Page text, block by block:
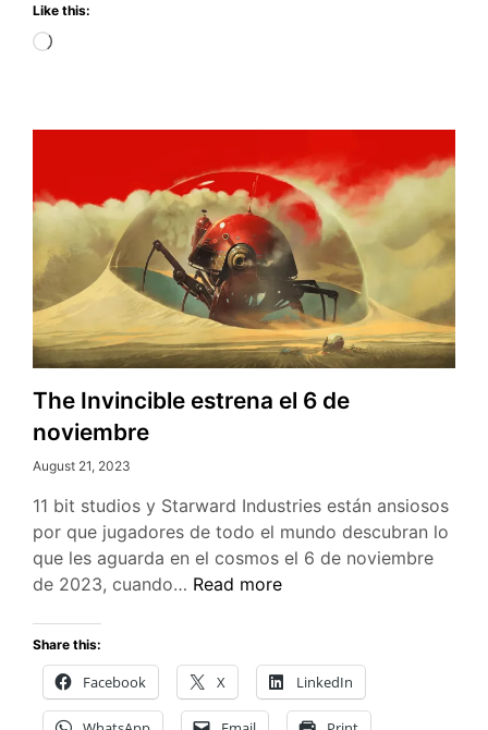
Like this:
Loading…
The Invincible estrena el 6 de
noviembre
August 21, 2023
11 bit studios y Starward Industries están ansiosos
por que jugadores de todo el mundo descubran lo
que les aguarda en el cosmos el 6 de noviembre
de 2023, cuando… The
el
6
de
Read more
Share this:
Facebook X LinkedIn